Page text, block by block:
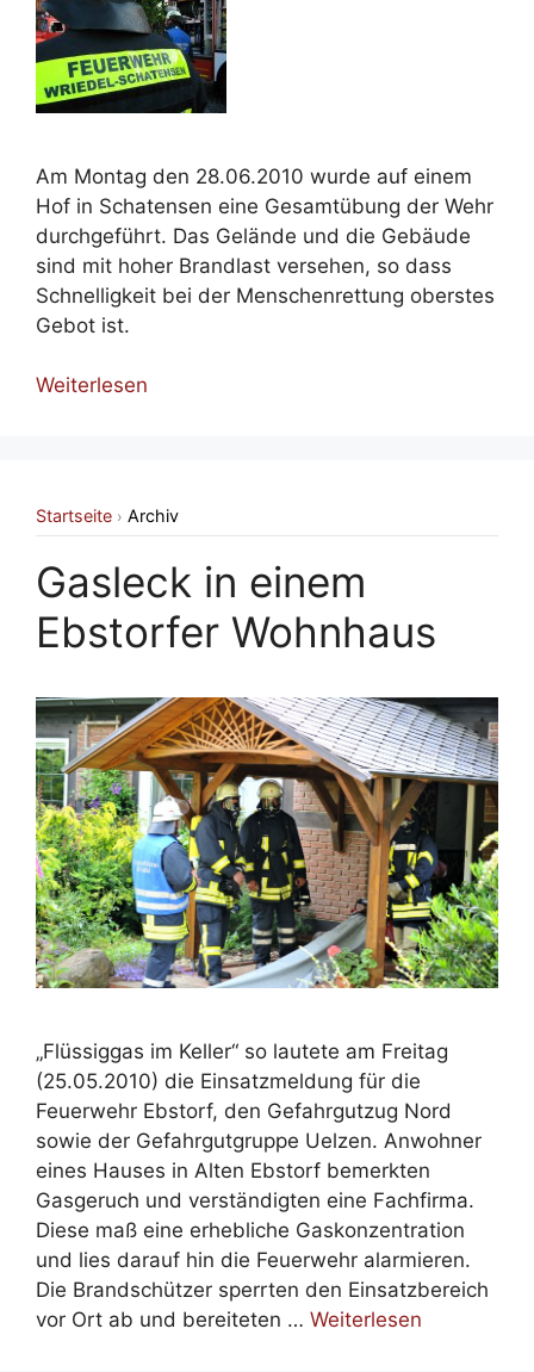
Am Montag den 28.06.2010 wurde auf einem
Hof in Schatensen eine Gesamtübung der Wehr
durchgeführt. Das Gelände und die Gebäude
sind mit hoher Brandlast versehen, so dass
Schnelligkeit bei der Menschenrettung oberstes
Gebot ist.
Weiterlesen
Startseite › Archiv
Gasleck in einem
Ebstorfer Wohnhaus
„Flüssiggas im Keller“ so lautete am Freitag
(25.05.2010) die Einsatzmeldung für die
Feuerwehr Ebstorf, den Gefahrgutzug Nord
sowie der Gefahrgutgruppe Uelzen. Anwohner
eines Hauses in Alten Ebstorf bemerkten
Gasgeruch und verständigten eine Fachfirma.
Diese maß eine erhebliche Gaskonzentration
und lies darauf hin die Feuerwehr alarmieren.
Die Brandschützer sperrten den Einsatzbereich
vor Ort ab und bereiteten … Weiterlesen